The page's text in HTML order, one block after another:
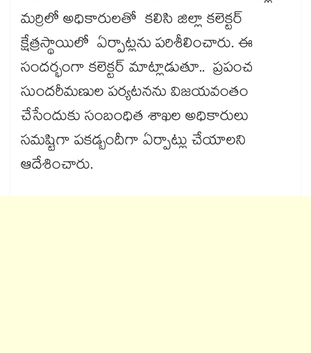
మర్రిలో అధికారులతో కలిసి జిల్లా కలెక్టర్
క్షేత్రస్థాయిలో ఏర్పాట్లను పరిశీలించారు. ఈ
సందర్భంగా కలెక్టర్ మాట్లాడుతూ.. ప్రపంచ
సుందరీమణుల పర్యటనను విజయవంతం
చేసేందుకు సంబంధిత శాఖల అధికారులు
సమష్టిగా పకడ్బందీగా ఏర్పాట్లు చేయాలని
ఆదేశించారు.